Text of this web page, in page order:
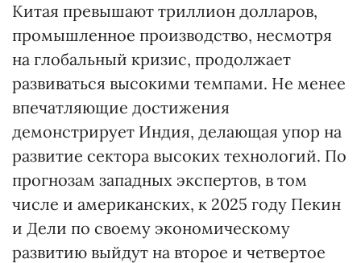
Китая превышают триллион долларов,
промышленное производство, несмотря
на глобальный кризис, продолжает
развиваться высокими темпами. Не менее
впечатляющие достижения
демонстрирует Индия, делающая упор на
развитие сектора высоких технологий. По
прогнозам западных экспертов, в том
числе и американских, к 2025 году Пекин
и Дели по своему экономическому
развитию выйдут на второе и четвертое